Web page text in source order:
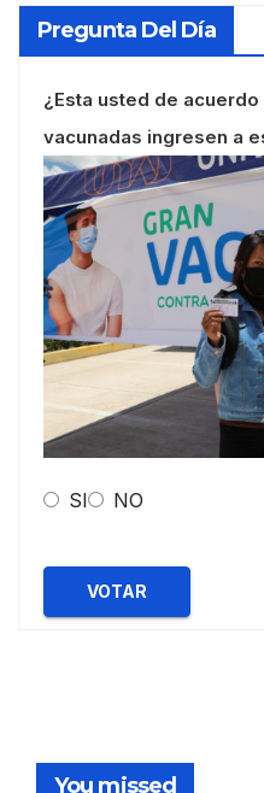
Pregunta Del Día
¿Esta usted de
vacunadas ingresen a
SI NO
VOTAR
You missed